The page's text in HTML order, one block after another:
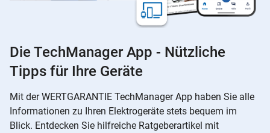
Die TechManager App - Nützliche
Tipps für Ihre Geräte
Mit der WERTGARANTIE TechManager App haben Sie alle
Informationen zu Ihren Elektrogeräte stets bequem im
Blick. Entdecken Sie hilfreiche Ratgeberartikel mit